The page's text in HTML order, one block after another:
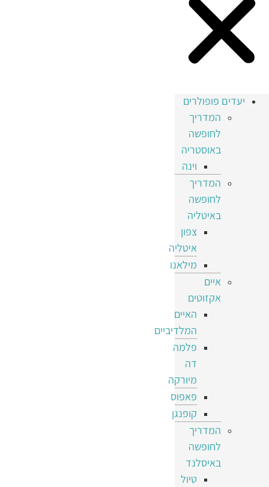
יעדים פופולרים
המדריך
לחופשה
באוסטריה
וינה
המדריך
לחופשה
באיטליה
צפון
איטליה
מילאנו
איים
אקזוטים
האיים
המלדיביים
פלמה
דה
מיורקה
פאפוס
קופנגן
המדריך
לחופשה
באיסלנד
טיול